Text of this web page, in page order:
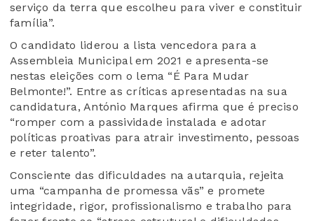
serviço da terra que escolheu para viver e constituir
família”.
O candidato liderou a lista vencedora para a
Assembleia Municipal em 2021 e apresenta-se
nestas eleições com o lema “É Para Mudar
Belmonte!”. Entre as críticas apresentadas na sua
candidatura, António Marques afirma que é preciso
“romper com a passividade instalada e adotar
políticas proativas para atrair investimento, pessoas
e reter talento”.
Consciente das dificuldades na autarquia, rejeita
uma “campanha de promessa vãs” e promete
integridade, rigor, profissionalismo e trabalho para